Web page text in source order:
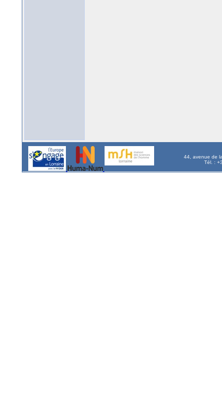
44, avenue de
Tél. :